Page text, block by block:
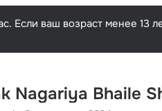
Если ваш возраст менее 13
Nagariya Bhaile